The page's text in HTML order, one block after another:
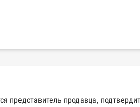
представитель продавца,